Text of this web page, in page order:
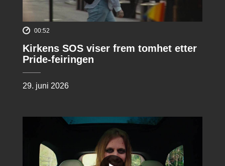
00:52
Kirkens SOS viser frem tomhet etter
Pride-feiringen
29. juni 2026